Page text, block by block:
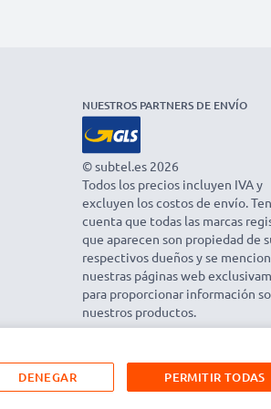
NUESTROS PARTNERS DE ENVÍO
© subtel.es 2026
Todos los precios incluyen IVA y
excluyen los costos de envío.
cuenta que todas las marcas
que aparecen son propiedad de
respectivos dueños y se
nuestras páginas web
para proporcionar información
nuestros productos.
PERMITIR TODAS
DENEGAR